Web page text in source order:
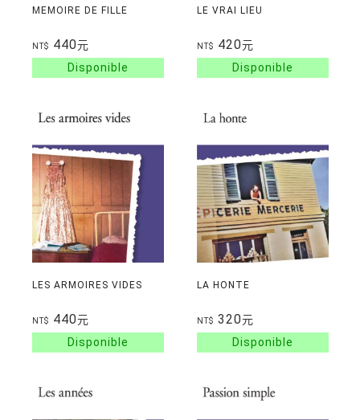
MEMOIRE DE FILLE
NT$ 440元
LE VRAI LIEU
NT$ 420元
LES ARMOIRES VIDES
NT$ 440元
LA HONTE
NT$ 320元